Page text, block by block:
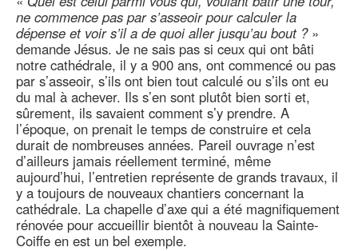
ne commence pas par s’asseoir pour calculer la
dépense et voir s’il a de quoi aller jusqu’au bout ?»
demande Jésus. Je ne sais pas si ceux qui ont bâti
notre cathédrale, il y a 900 ans, ont commencé ou pas
par s’asseoir, s’ils ont bien tout calculé ou s’ils ont eu
du mal à achever. Ils s’en sont plutôt bien sorti et,
sûrement, ils savaient comment s’y prendre. A
l’époque, on prenait le temps de construire et cela
durait de nombreuses années. Pareil ouvrage n’est
d’ailleurs jamais réellement terminé, même
aujourd’hui, l’entretien représente de grands travaux, il
y a toujours de nouveaux chantiers concernant la
cathédrale. La chapelle d’axe qui a été magnifiquement
rénovée pour accueillir bientôt à nouveau la Sainte-
Coiffe en est un bel exemple.